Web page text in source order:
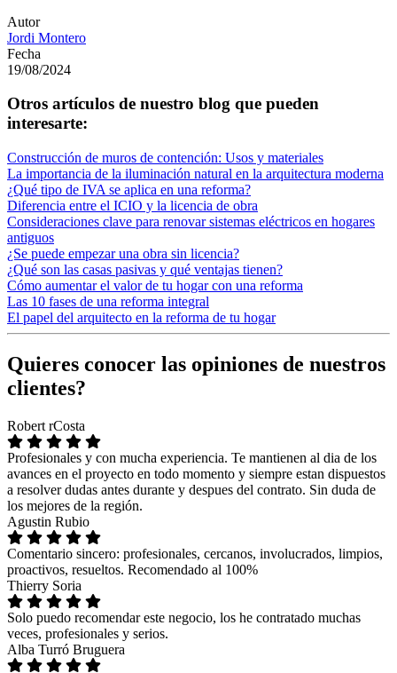
Autor
Jordi Montero
Fecha
19/08/2024
Otros artículos de nuestro blog que pueden
interesarte:
Construcción de muros de contención: Usos y materiales
La importancia de la iluminación natural en la arquitectura moderna
¿Qué tipo de IVA se aplica en una reforma?
Diferencia entre el ICIO y la licencia de obra
Consideraciones clave para renovar sistemas eléctricos en hogares
antiguos
¿Se puede empezar una obra sin licencia?
¿Qué son las casas pasivas y qué ventajas tienen?
Cómo aumentar el valor de tu hogar con una reforma
Las 10 fases de una reforma integral
El papel del arquitecto en la reforma de tu hogar
Quieres conocer las opiniones de nuestros
clientes?
Robert rCosta
Profesionales y con mucha experiencia. Te mantienen al dia de los
avances en el proyecto en todo momento y siempre estan dispuestos
a resolver dudas antes durante y despues del contrato. Sin duda de
los mejores de la región.
Agustin Rubio
Comentario sincero: profesionales, cercanos, involucrados, limpios,
proactivos, resueltos. Recomendado al 100%
Thierry Soria
Solo puedo recomendar este negocio, los he contratado muchas
veces, profesionales y serios.
Alba Turró Bruguera